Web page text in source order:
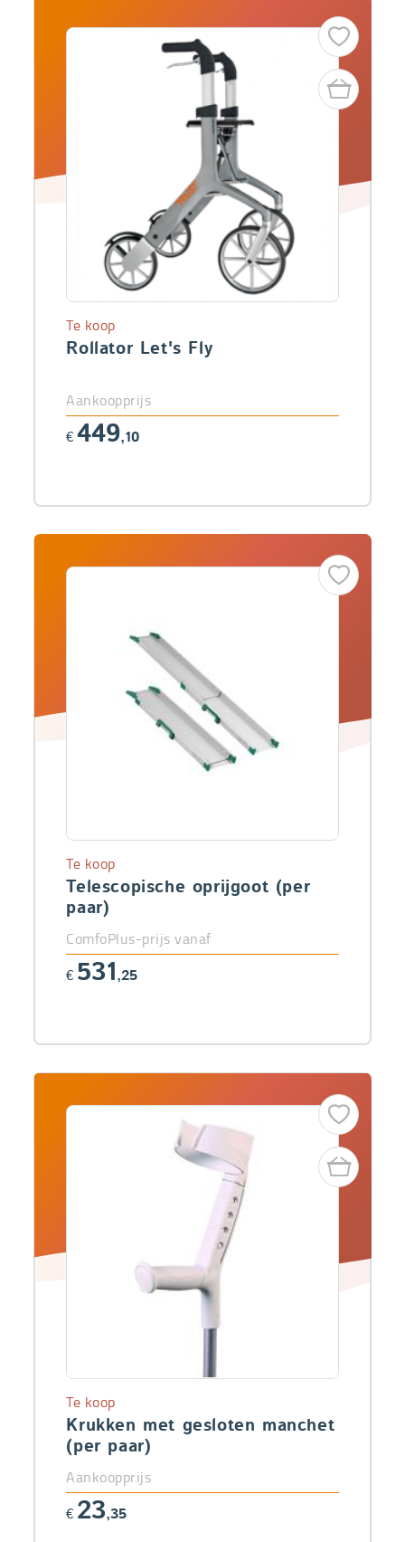
Rollator Let's Fly
Te koop
Aankoopprijs
€ 449,10
Telescopische oprijgoot (per
paar)
Te koop
ComfoPlus-prijs vanaf
€ 531,25
Krukken met gesloten manchet
(per paar)
Te koop
Aankoopprijs
€ 23,35